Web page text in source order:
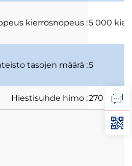
kierrosnopeus :5 000
tasojen määrä :5
Hiestisuhde himo :270